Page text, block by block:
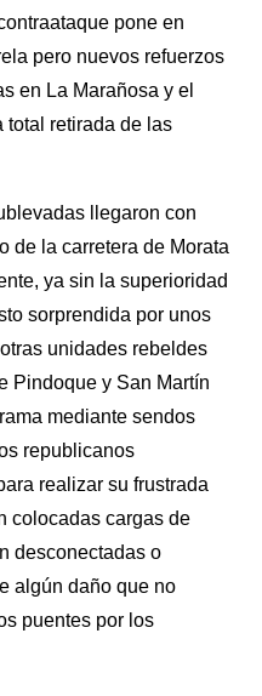
pone en
pero nuevos refuerzos
en La Marañosa y el
total retirada de las
llegaron con
de la carretera de Morata
ya sin la superioridad
sorprendida por unos
unidades rebeldes
Pindoque y San Martín
mediante sendos
republicanos
realizar su frustrada
colocadas cargas de
desconectadas o
algún daño que no
puentes por los